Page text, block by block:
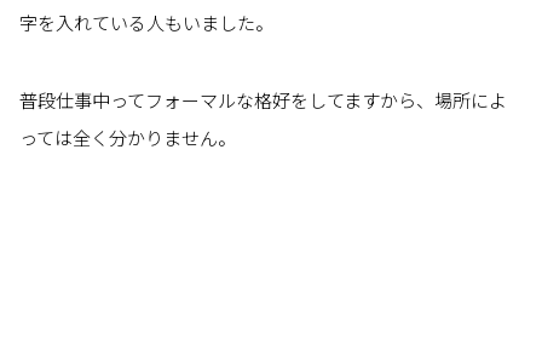
字を入れている人もいました。
普段仕事中ってフォーマルな格好をしてますから、場所によ
っては全く分かりません。